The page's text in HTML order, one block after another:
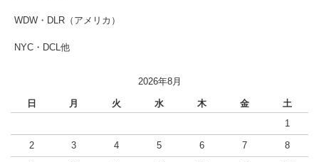
WDW・DLR（アメリカ）
NYC・DCL他
2026年8月
日 月 火 水 木 金
土
1
2 3 4 5 6 7 8